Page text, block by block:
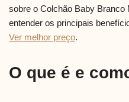
sobre o Colchão Baby Branco
entender os principais
Ver melhor preço.
O que é e